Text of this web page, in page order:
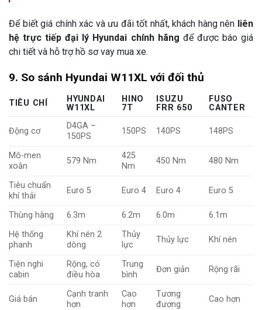
Để biết giá chính xác và ưu đãi tốt nhất, khách hàng nên liên
hệ trực tiếp đại lý Hyundai chính hãng để được báo giá
chi tiết và hỗ trợ hồ sơ vay mua xe.
9. So sánh Hyundai W11XL với đối thủ
TIÊU CHÍ
HYUNDAI
W11XL
HINO
7T
ISUZU
FRR 650
FUSO
CANTER
Động cơ
D4GA –
150PS
150PS 140PS 148PS
Mô-men
xoắn
579 Nm
425
Nm
450 Nm 480 Nm
Tiêu chuẩn
khí thải
Euro 5 Euro 4 Euro 4 Euro 5
Thùng hàng 6.3m 6.2m 6.0m
6.1m
Hệ thống
phanh
Khí nén 2
dòng
Thủy
lực
Thủy lực Khí nén
Tiện nghi
cabin
Rộng, có
điều hòa
Trung
bình
Đơn giản Rộng rãi
Giá bán
Cạnh tranh
hơn
Cao
hơn
Tương
đương
Cao hơn